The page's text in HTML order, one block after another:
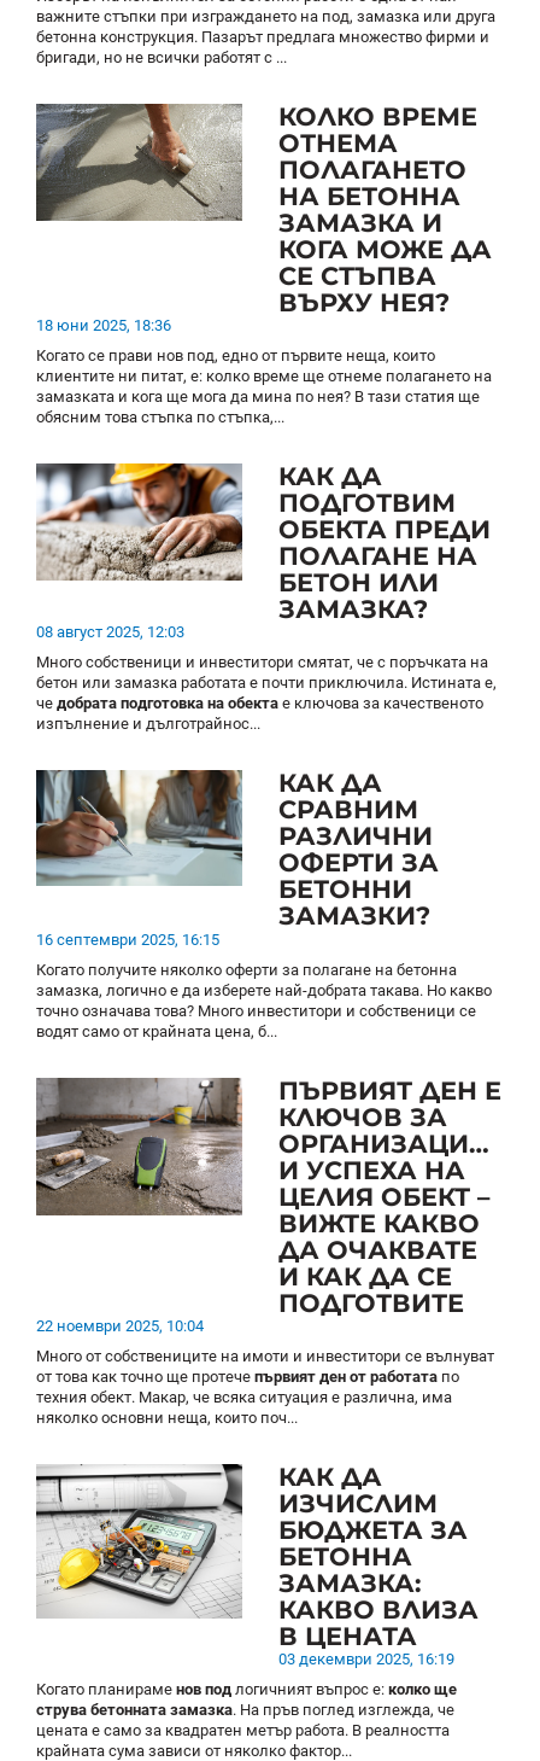
важните стъпки при изграждането на под, замазка или друга
бетонна конструкция. Пазарът предлага множество фирми и
бригади, но не всички работят с ...
КОЛКО ВРЕМЕ
ОТНЕМА
ПОЛАГАНЕТО
НА БЕТОННА
ЗАМАЗКА И
КОГА МОЖЕ ДА
СЕ СТЪПВА
ВЪРХУ НЕЯ?
18 юни 2025, 18:36
Когато се прави нов под, едно от първите неща, които
клиентите ни питат, е: колко време ще отнеме полагането на
замазката и кога ще мога да мина по нея? В тази статия ще
обясним това стъпка по стъпка,...
КАК ДА
ПОДГОТВИМ
ОБЕКТА ПРЕДИ
ПОЛАГАНЕ НА
БЕТОН ИЛИ
ЗАМАЗКА?
08 август 2025, 12:03
Много собственици и инвеститори смятат, че с поръчката на
бетон или замазка работата е почти приключила. Истината е,
че добрата подготовка на обекта е ключова за качественото
изпълнение и дълготрайнос...
КАК ДА
СРАВНИМ
РАЗЛИЧНИ
ОФЕРТИ ЗА
БЕТОННИ
ЗАМАЗКИ?
16 септември 2025, 16:15
Когато получите няколко оферти за полагане на бетонна
замазка, логично е да изберете най-добрата такава. Но какво
точно означава това? Много инвеститори и собственици се
водят само от крайната цена, б...
ПЪРВИЯТ ДЕН Е
КЛЮЧОВ ЗА
ОРГАНИЗАЦИЯТА
И УСПЕХА НА
ЦЕЛИЯ ОБЕКТ –
ВИЖТЕ КАКВО
ДА ОЧАКВАТЕ
И КАК ДА СЕ
ПОДГОТВИТЕ
22 ноември 2025, 10:04
Много от собствениците на имоти и инвеститори се вълнуват
от това как точно ще протече първият ден от работата по
техния обект. Макар, че всяка ситуация е различна, има
няколко основни неща, които поч...
КАК ДА
ИЗЧИСЛИМ
БЮДЖЕТА ЗА
БЕТОННА
ЗАМАЗКА:
КАКВО ВЛИЗА
В ЦЕНАТА
03 декември 2025, 16:19
Когато планираме нов под логичният въпрос е: колко ще
струва бетонната замазка. На пръв поглед изглежда, че
цената е само за квадратен метър работа. В реалността
крайната сума зависи от няколко фактор...